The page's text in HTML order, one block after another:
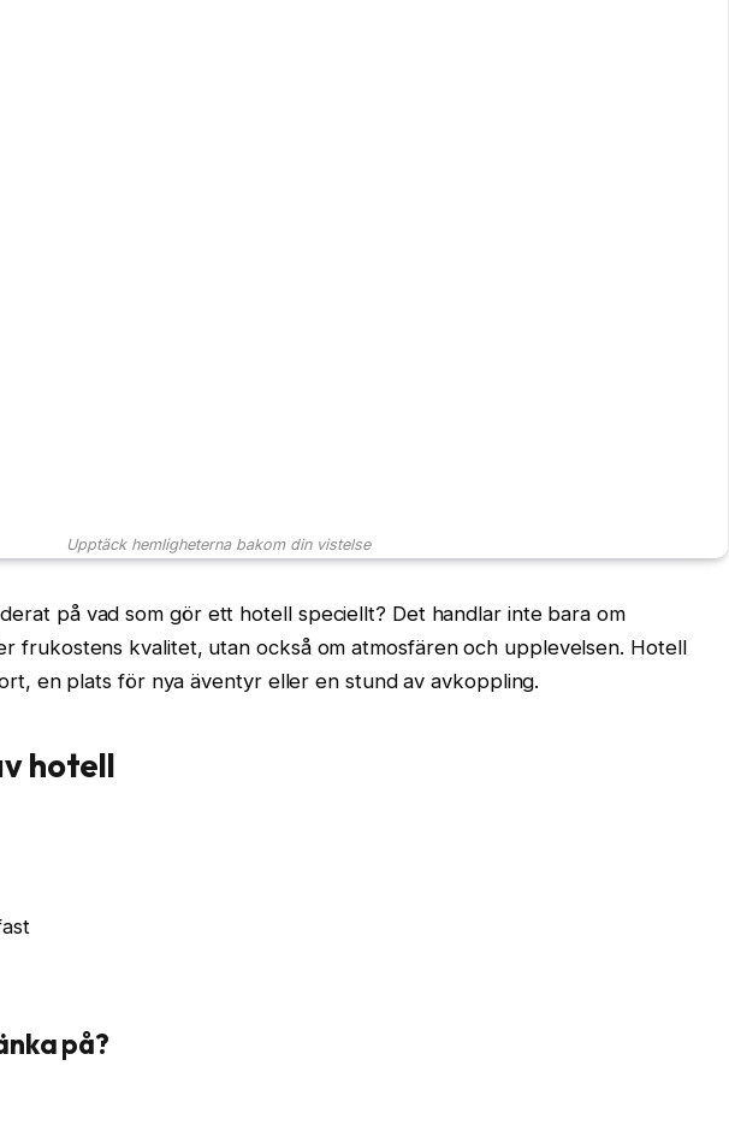
Upptäck hemligheterna bakom din vistelse
på vad som gör ett hotell speciellt? Det handlar inte bara om
frukostens kvalitet, utan också om atmosfären och upplevelsen. Hotell
en plats för nya äventyr eller en stund av avkoppling.
hotell
på?